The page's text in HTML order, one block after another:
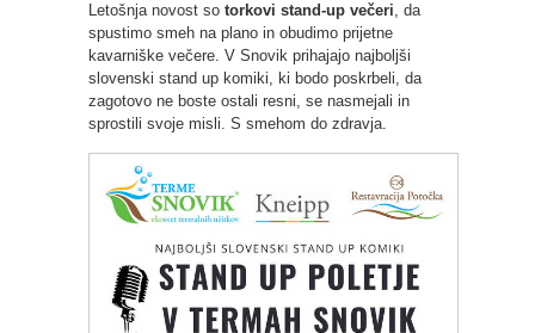
Letošnja novost so torkovi stand-up večeri, da
spustimo smeh na plano in obudimo prijetne
kavarniške večere. V Snovik prihajajo najboljši
slovenski stand up komiki, ki bodo poskrbeli, da
zagotovo ne boste ostali resni, se nasmejali in
sprostili svoje misli. S smehom do zdravja.